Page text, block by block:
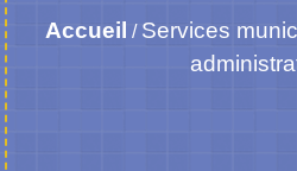
Accueil / Services